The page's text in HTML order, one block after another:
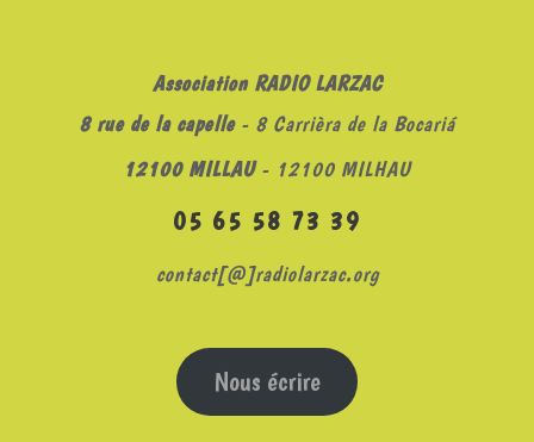
Association RADIO LARZAC
8 rue de la capelle- 8 Carrièra de la Bocariá
12100 MILLAU- 12100 MILHAU
05 65 58 73 39
contact[@]radiolarzac.org
Nous écrire